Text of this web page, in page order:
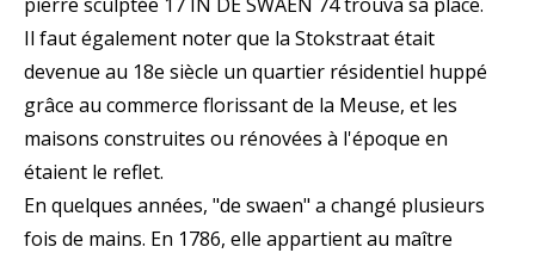
Il faut également noter que la Stokstraat était
devenue au 18e siècle un quartier résidentiel huppé
grâce au commerce florissant de la Meuse, et les
maisons construites ou rénovées à l'époque en
étaient le reflet.
En quelques années, "de swaen" a changé plusieurs
fois de mains. En 1786, elle appartient au maître